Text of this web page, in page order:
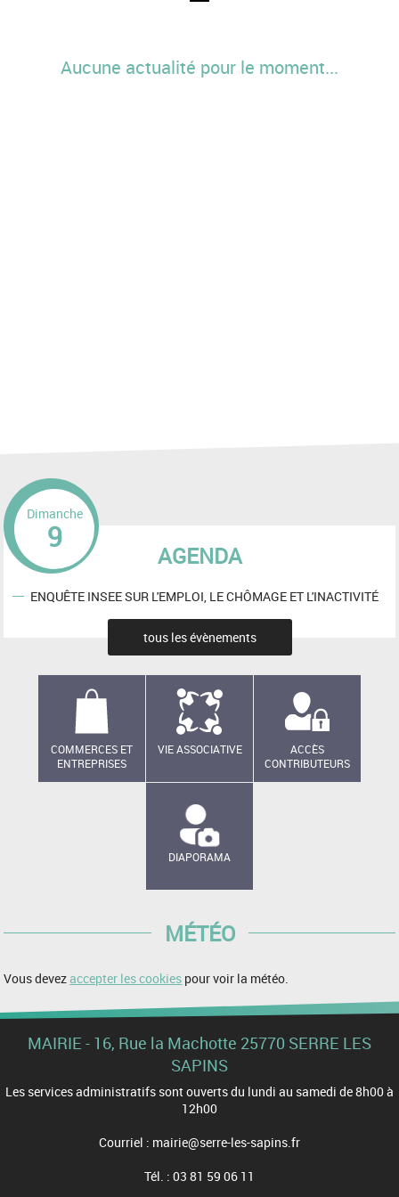
Aucune actualité pour le moment...
AGENDA
Dimanche
9
ENQUÊTE INSEE SUR L'EMPLOI, LE CHÔMAGE ET L'INACTIVITÉ
tous les évènements
COMMERCES ET
ENTREPRISES
VIE ASSOCIATIVE
ACCÈS
CONTRIBUTEURS
DIAPORAMA
MÉTÉO
Vous devezaccepter les cookies pour voir la météo.
MAIRIE - 16, Rue la Machotte 25770 SERRE LES
SAPINS
Les services administratifs sont ouverts du lundi au samedi de 8h00 à
12h00
Courriel : mairie@serre-les-sapins.fr
Tél. : 03 81 59 06 11